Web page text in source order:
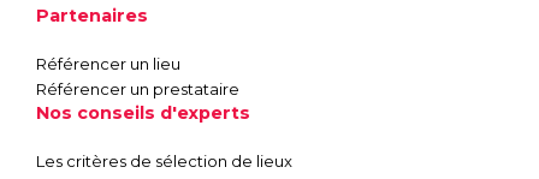
Partenaires
Référencer un lieu
Référencer un prestataire
Nos conseils d'experts
Les critères de sélection de lieux